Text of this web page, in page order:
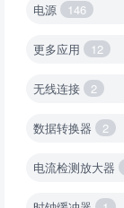
电源 146
更多应用 12
无线连接 2
数据转换器 2
电流检测放大器